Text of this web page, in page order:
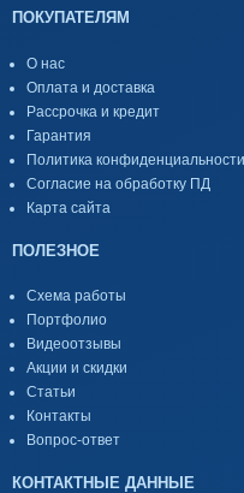
ПОКУПАТЕЛЯМ
О нас
Оплата и доставка
Рассрочка и кредит
Гарантия
Политика конфиденциальности
Согласие на обработку ПД
Карта сайта
ПОЛЕЗНОЕ
Схема работы
Портфолио
Видеоотзывы
Акции и скидки
Статьи
Контакты
Вопрос-ответ
КОНТАКТНЫЕ ДАННЫЕ